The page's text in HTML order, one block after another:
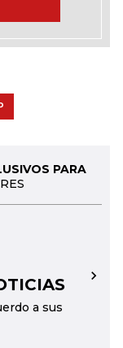
PARA
a sus
→